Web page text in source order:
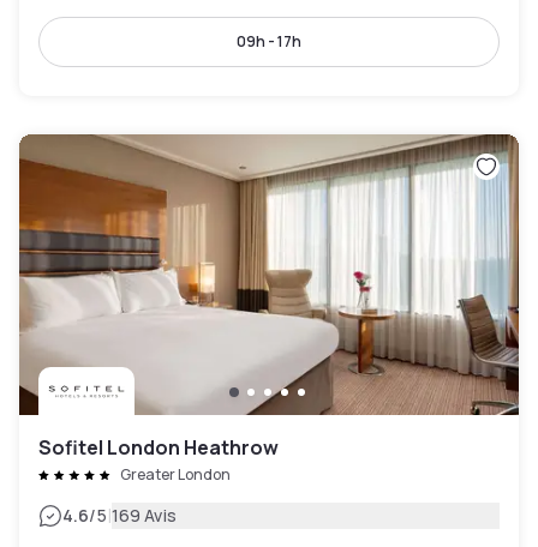
09h - 17h
Sofitel London Heathrow
Greater London
4.6/5|169 Avis